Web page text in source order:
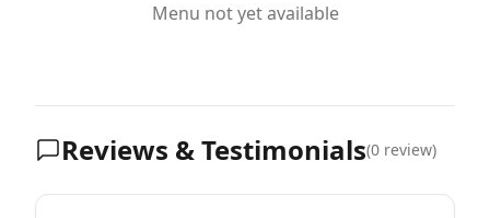
Menu not yet available
Reviews & Testimonials(0 review)